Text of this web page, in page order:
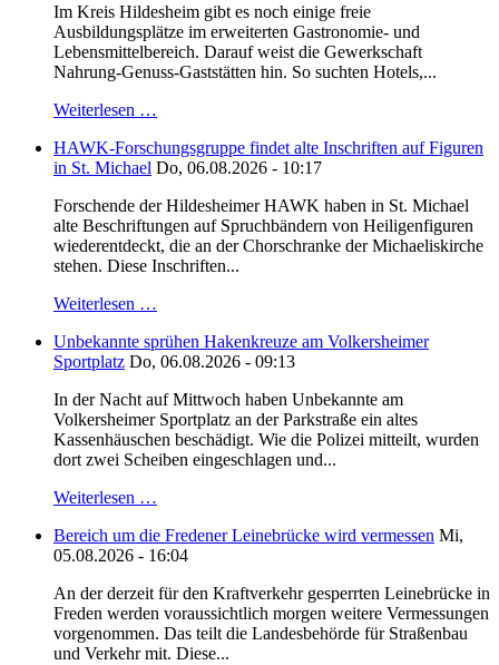
Im Kreis Hildesheim gibt es noch einige freie
Ausbildungsplätze im erweiterten Gastronomie- und
Lebensmittelbereich. Darauf weist die Gewerkschaft
Nahrung-Genuss-Gaststätten hin. So suchten Hotels,...
Weiterlesen …
HAWK-Forschungsgruppe findet alte Inschriften auf Figuren
in St. Michael Do, 06.08.2026 - 10:17
Forschende der Hildesheimer HAWK haben in St. Michael
alte Beschriftungen auf Spruchbändern von Heiligenfiguren
wiederentdeckt, die an der Chorschranke der Michaeliskirche
stehen. Diese Inschriften...
Weiterlesen …
Unbekannte sprühen Hakenkreuze am Volkersheimer
Sportplatz Do, 06.08.2026 - 09:13
In der Nacht auf Mittwoch haben Unbekannte am
Volkersheimer Sportplatz an der Parkstraße ein altes
Kassenhäuschen beschädigt. Wie die Polizei mitteilt, wurden
dort zwei Scheiben eingeschlagen und...
Weiterlesen …
Bereich um die Fredener Leinebrücke wird vermessen Mi,
05.08.2026 - 16:04
An der derzeit für den Kraftverkehr gesperrten Leinebrücke in
Freden werden voraussichtlich morgen weitere Vermessungen
vorgenommen. Das teilt die Landesbehörde für Straßenbau
und Verkehr mit. Diese...